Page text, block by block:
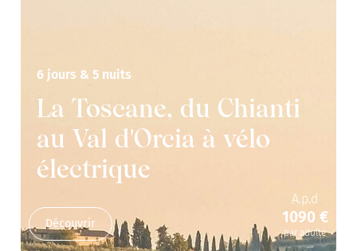
6 jours & 5 nuits
La Toscane, du Chianti
au Val d'Orcia à vélo
électrique
Découvrir
A.p.d
1090 €
par adulte